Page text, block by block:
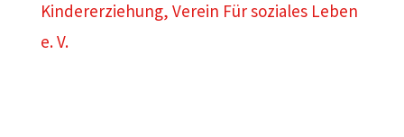
Kindererziehung, Verein Für soziales Leben
e. V.